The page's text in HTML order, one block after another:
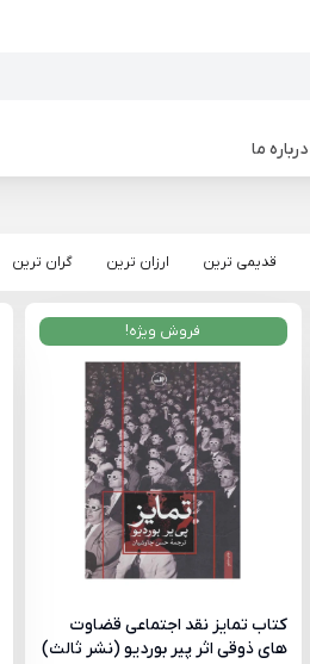
درباره ما
قدیمی ترین ارزان ترین گران ترین
فروش ویژه!
کتاب تمایز نقد اجتماعی قضاوت
های ذوقی اثر پیر بوردیو (نشر ثالث)